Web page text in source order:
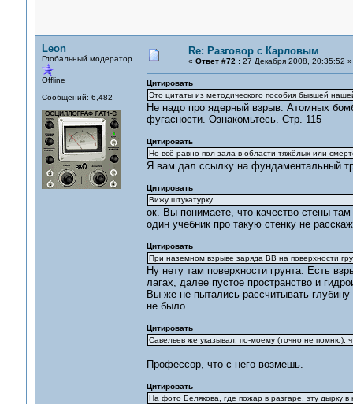
Leon
Глобальный модератор
Offline
Сообщений: 6,482
Re: Разговор с Карловым
« Ответ #72 :27 Декабря 2008, 20:35:52 »
Цитировать
Это цитаты из методического пособия бывшей
Не надо про ядерный взрыв. Атомных
фугасности. Ознакомьтесь. Стр. 115
Цитировать
Но всё равно пол зала в области тяжёлых или
Я вам дал ссылку на фундаментальный
Цитировать
Вижу штукатурку.
ок. Вы понимаете, что качество стены
один учебник про такую стенку не
Цитировать
При наземном взрыве заряда ВВ на поверхности
Ну нету там поверхности грунта. Есть
лагах, далее пустое пространство и
Вы же не пытались рассчитывать
не было.
Цитировать
Савельев же указывал, по-моему (точно не помню),
Профессор, что с него возмешь.
Цитировать
На фото Белякова, где пожар в разгаре, эту дырку